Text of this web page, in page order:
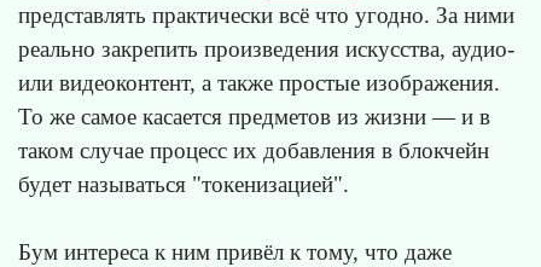
представлять практически всё что угодно. За ними
реально закрепить произведения искусства, аудио-
или видеоконтент, а также простые изображения.
То же самое касается предметов из жизни — и в
таком случае процесс их добавления в блокчейн
будет называться "токенизацией".
Бум интереса к ним привёл к тому, что даже